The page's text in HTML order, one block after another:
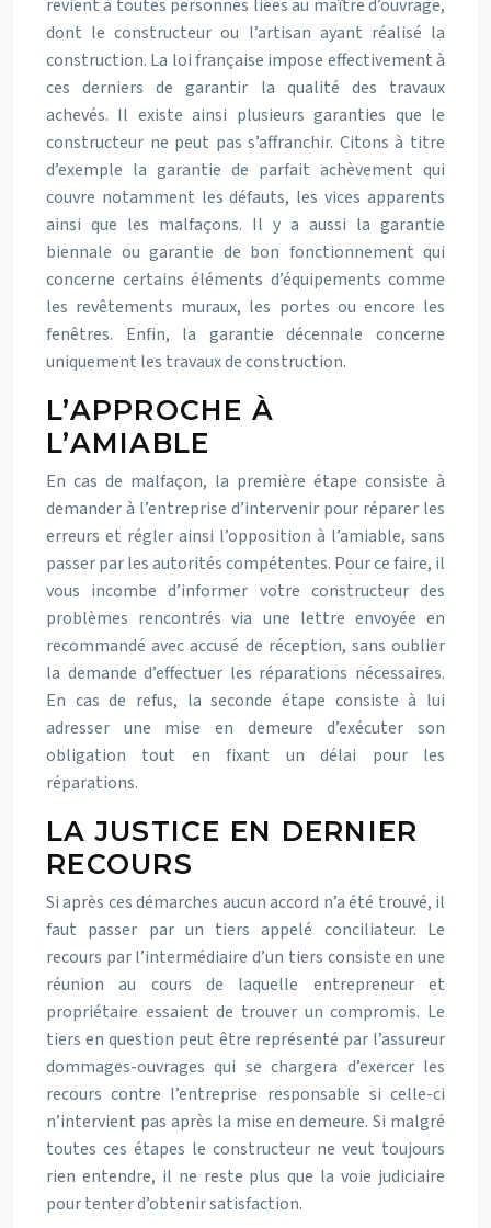
revient à toutes personnes liées au maître d’ouvrage,
dont le constructeur ou l’artisan ayant réalisé la
construction. La loi française impose effectivement à
ces derniers de garantir la qualité des travaux
achevés. Il existe ainsi plusieurs garanties que le
constructeur ne peut pas s’affranchir. Citons à titre
d’exemple la garantie de parfait achèvement qui
couvre notamment les défauts, les vices apparents
ainsi que les malfaçons. Il y a aussi la garantie
biennale ou garantie de bon fonctionnement qui
concerne certains éléments d’équipements comme
les revêtements muraux, les portes ou encore les
fenêtres. Enfin, la garantie décennale concerne
uniquement les travaux de construction.
L’APPROCHE À
L’AMIABLE
En cas de malfaçon, la première étape consiste à
demander à l’entreprise d’intervenir pour réparer les
erreurs et régler ainsi l’opposition à l’amiable, sans
passer par les autorités compétentes. Pour ce faire, il
vous incombe d’informer votre constructeur des
problèmes rencontrés via une lettre envoyée en
recommandé avec accusé de réception, sans oublier
la demande d’effectuer les réparations nécessaires.
En cas de refus, la seconde étape consiste à lui
adresser une mise en demeure d’exécuter son
obligation tout en fixant un délai pour les
réparations.
LA JUSTICE EN DERNIER
RECOURS
Si après ces démarches aucun accord n’a été trouvé, il
faut passer par un tiers appelé conciliateur. Le
recours par l’intermédiaire d’un tiers consiste en une
réunion au cours de laquelle entrepreneur et
propriétaire essaient de trouver un compromis. Le
tiers en question peut être représenté par l’assureur
dommages-ouvrages qui se chargera d’exercer les
recours contre l’entreprise responsable si celle-ci
n’intervient pas après la mise en demeure. Si malgré
toutes ces étapes le constructeur ne veut toujours
rien entendre, il ne reste plus que la voie judiciaire
pour tenter d’obtenir satisfaction.